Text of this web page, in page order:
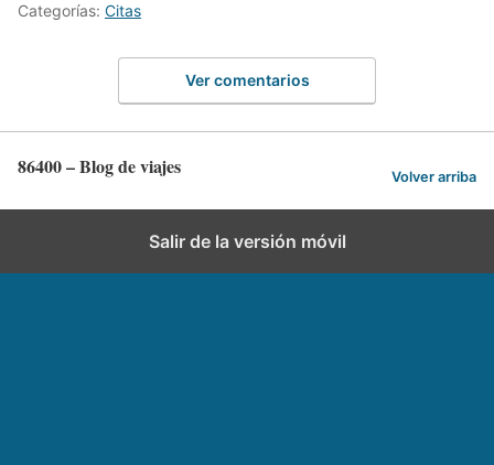
Categorías: Citas
Ver comentarios
86400 – Blog de viajes Volver arriba
Salir de la versión móvil